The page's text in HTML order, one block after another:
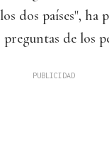
dos países", ha
preguntas de los